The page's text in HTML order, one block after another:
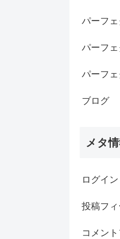
パーフ
パーフ
パーフ
ブログ
メタ
ログイン
投稿フィ
コメン